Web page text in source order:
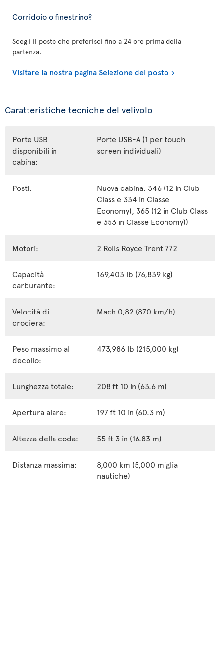
Corridoio o finestrino?
Scegli il posto che preferisci fino a 24 ore prima della
partenza.
Visitare la nostra pagina Selezione del posto
Caratteristiche tecniche del velivolo
Porte USB
disponibili in
cabina:
Porte USB-A (1 per touch
screen individuali)
Posti:
Nuova cabina: 346 (12 in Club
Class e 334 in Classe
Economy), 365 (12 in Club Class
e 353 in Classe Economy))
Motori: 2 Rolls Royce Trent 772
Capacità
carburante:
169,403 lb (76,839 kg)
Velocità di
crociera:
Mach 0,82 (870 km/h)
Peso massimo al
decollo:
473,986 lb (215,000 kg)
Lunghezza totale: 208 ft 10 in (63.6 m)
Apertura alare: 197 ft 10 in (60.3 m)
Altezza della coda: 55 ft 3 in (16.83 m)
Distanza massima:
8,000 km (5,000 miglia
nautiche)